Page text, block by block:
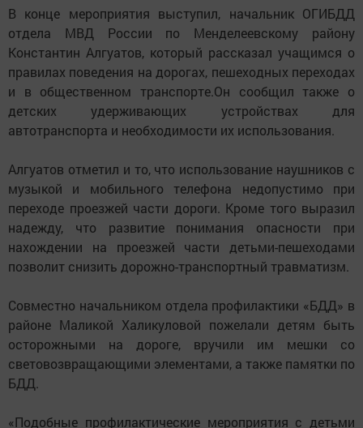
В конце мероприятия выступил, начальник ОГИБДД
отдела МВД России по Менделеевскому району
Константин Алгуатов, который рассказал учащимся о
правилах поведения на дорогах, пешеходных переходах
и в общественном транспорте.Он сообщил также о
детских удерживающих устройствах для
автотранспорта и необходимости их использования.
Алгуатов отметил и то, что использование наушников с
музыкой и мобильного телефона недопустимо при
переходе проезжей части дороги. Кроме того выразил
надежду, что развитие понимания опасности при
нахождении на проезжей части детьми-пешеходами
позволит снизить дорожно-транспортный травматизм.
Совместно начальником отдела профилактики «БДД» в
районе Маликой Халикуловой пожелали детям быть
осторожными на дороге, вручили им мешки со
световозвращающими элементами, а также памятки по
БДД.
«Подобные профилактические мероприятия с детьми